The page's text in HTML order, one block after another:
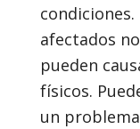
afectados
pueden
físicos.
un